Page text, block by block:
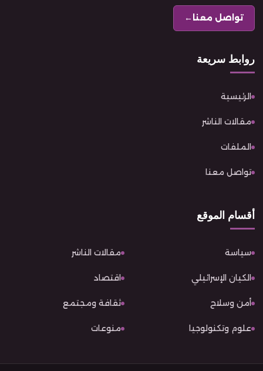
تواصل معنا ←
روابط سريعة
الرئيسية
مقالات الناشر
الملفات
تواصل معنا
أقسام الموقع
سياسة مقالات الناشر
الكيان الإسرائيلي اقتصاد
أمن وسلاح ثقافة ومجتمع
علوم وتكنولوجيا منوعات